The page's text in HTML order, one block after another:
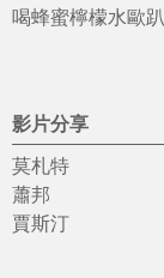
喝蜂蜜檸檬水歐趴
影片分享
莫札特
蕭邦
賈斯汀